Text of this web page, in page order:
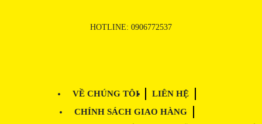
HOTLINE: 0906772537
VỀ CHÚNG TÔI
LIÊN HỆ
CHÍNH SÁCH GIAO HÀNG